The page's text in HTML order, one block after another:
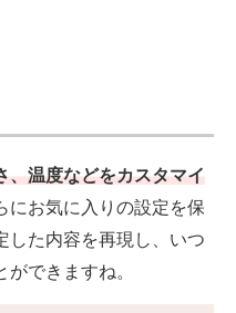
、温度などをカスタマイ
にお気に入りの設定を保
した内容を再現し、いつ
できますね。